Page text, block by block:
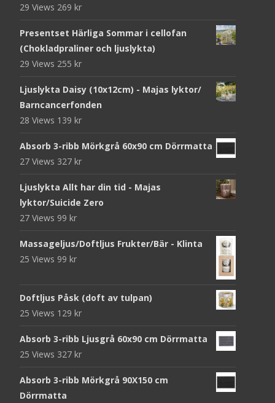
29 Views 269 kr
Presentset Härliga Sommar i cellofan
(Chokladpraliner och ljuslykta)
29 Views 255 kr
Ljuslykta Daisy (10x12cm) - Majas lyktor/
Barncancerfonden
28 Views 139 kr
Absorb 3-ribb Mörkgrå 60x90 cm Dörrmatta
27 Views 327 kr
Ljuslykta Allt har din tid - Majas
lyktor/Suicide Zero
27 Views 99 kr
Massageljus/Doftljus Frukter/Bär - Klinta
25 Views 99 kr
Doftljus Påsk (doft av tulpan)
25 Views 129 kr
Absorb 3-ribb Ljusgrå 60x90 cm Dörrmatta
25 Views 327 kr
Absorb 3-ribb Mörkgrå 90X150 cm
Dörrmatta